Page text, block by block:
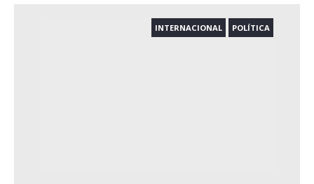
INTERNACIONAL POLÍTICA